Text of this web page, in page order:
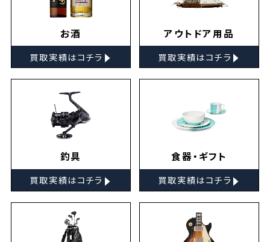
お酒
買取実績はコチラ ▸
アウトドア用品
買取実績はコチラ ▸
釣具
買取実績はコチラ ▸
食器・ギフト
買取実績はコチラ ▸